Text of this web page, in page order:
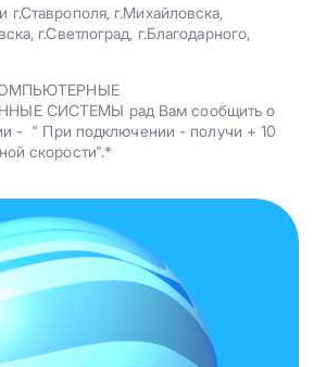
г.Михайловска,
г.Светлоград, г.Благодарного,
СИСТЕМЫ рад Вам сообщить о
- " При подключении - получи + 10
скорости".*